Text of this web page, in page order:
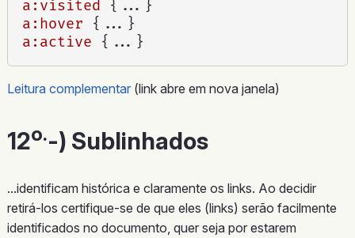
a:visited
{ ... }
a:hover
{ ... }
a:active
{ ... }
Leitura complementar(link abre em nova janela)
12o.-) Sublinhados
...identificam histórica e claramente os links. Ao decidir
retirá-los certifique-se de que eles (links) serão facilmente
identificados no documento, quer seja por estarem